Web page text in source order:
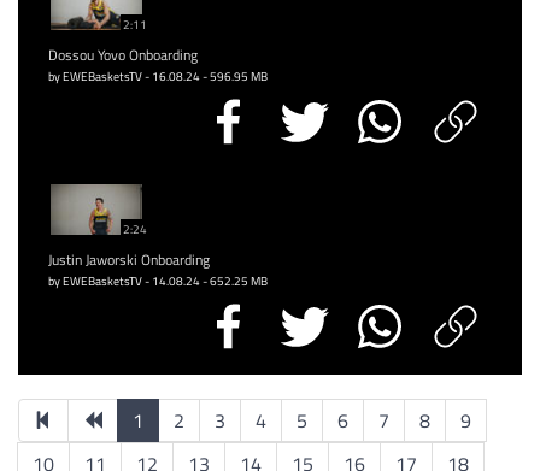
2:11
Dossou Yovo Onboarding
by EWEBasketsTV - 16.08.24 - 596.95 MB
2:24
Justin Jaworski Onboarding
by EWEBasketsTV - 14.08.24 - 652.25 MB
1 2 3 4 5 6 7 8
9
10
11 12 13 14 15 16 17 18